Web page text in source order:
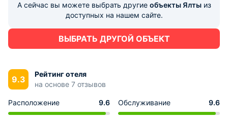
А сейчас вы можете выбрать другие объекты Ялтыиз
доступных на нашем сайте.
ВЫБРАТЬ ДРУГОЙ ОБЪЕКТ
9.3
Рейтинг отеля
на основе 7 отзывов
Расположение 9.6 Обслуживание 9.6